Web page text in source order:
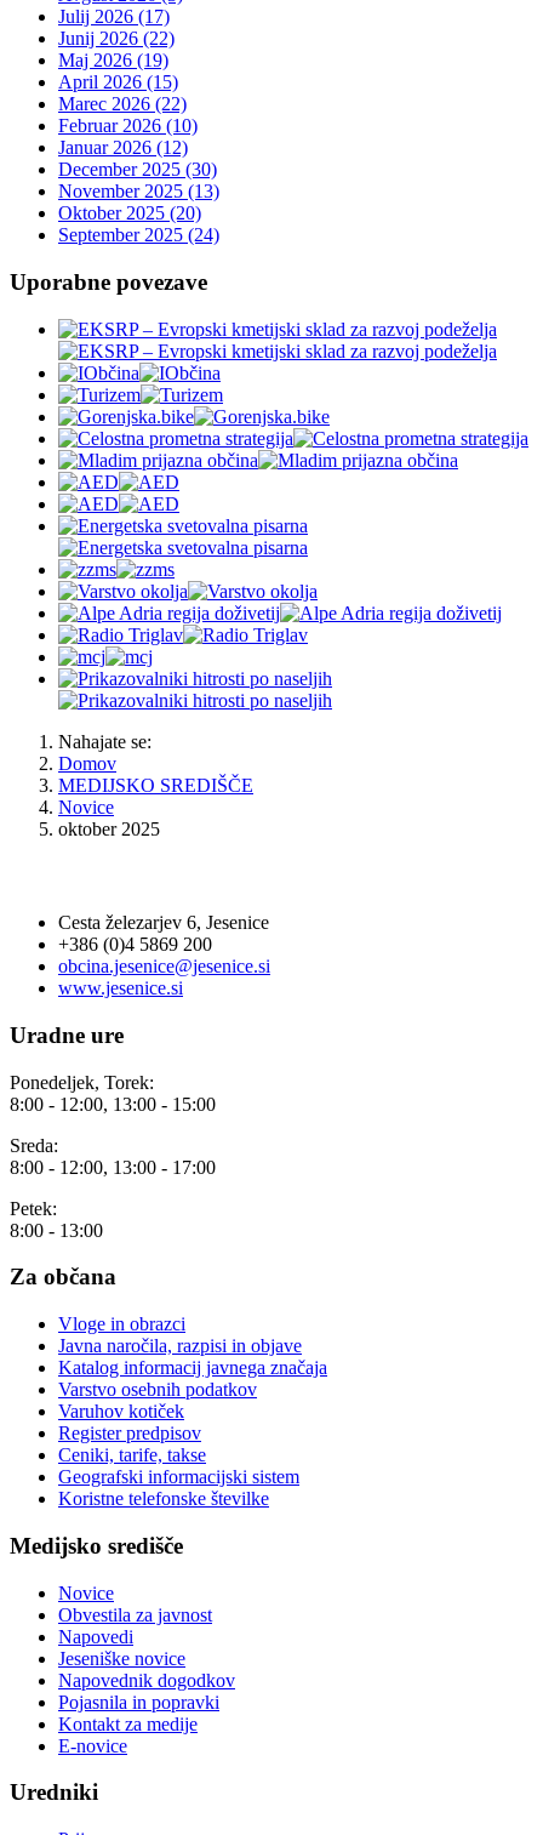
Julij 2026 (17)
Junij 2026 (22)
Maj 2026 (19)
April 2026 (15)
Marec 2026 (22)
Februar 2026 (10)
Januar 2026 (12)
December 2025 (30)
November 2025 (13)
Oktober 2025 (20)
September 2025 (24)
Uporabne povezave
Nahajate se:
Domov
MEDIJSKO SREDIŠČE
Novice
oktober 2025
Cesta železarjev 6, Jesenice
+386 (0)4 5869 200
obcina.jesenice@jesenice.si
www.jesenice.si
Uradne ure
Ponedeljek, Torek:
8:00 - 12:00, 13:00 - 15:00
Sreda:
8:00 - 12:00, 13:00 - 17:00
Petek:
8:00 - 13:00
Za občana
Vloge in obrazci
Javna naročila, razpisi in objave
Katalog informacij javnega značaja
Varstvo osebnih podatkov
Varuhov kotiček
Register predpisov
Ceniki, tarife, takse
Geografski informacijski sistem
Koristne telefonske številke
Medijsko središče
Novice
Obvestila za javnost
Napovedi
Jeseniške novice
Napovednik dogodkov
Pojasnila in popravki
Kontakt za medije
E-novice
Uredniki